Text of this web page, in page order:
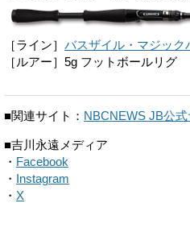
［ライン］ バスザイル・マジック
［ルアー］5g フットボールリグ
■関連サイト： NBCNEWS JB公式
■吉川永遠メディア
・ Facebook
・
Instagram
・ X